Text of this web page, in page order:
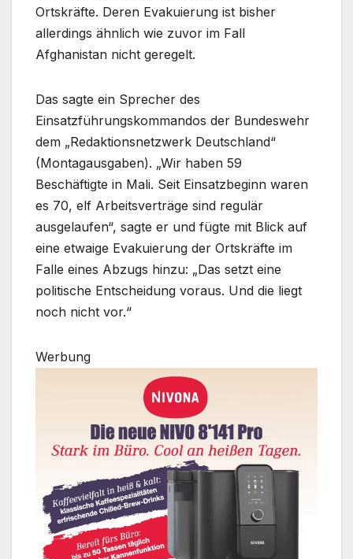
Ortskräfte. Deren Evakuierung ist bisher
allerdings ähnlich wie zuvor im Fall
Afghanistan nicht geregelt.
Das sagte ein Sprecher des
Einsatzführungskommandos der Bundeswehr
dem „Redaktionsnetzwerk Deutschland“
(Montagausgaben). „Wir haben 59
Beschäftigte in Mali. Seit Einsatzbeginn waren
es 70, elf Arbeitsverträge sind regulär
ausgelaufen“, sagte er und fügte mit Blick auf
eine etwaige Evakuierung der Ortskräfte im
Falle eines Abzugs hinzu: „Das setzt eine
politische Entscheidung voraus. Und die liegt
noch nicht vor.“
Werbung